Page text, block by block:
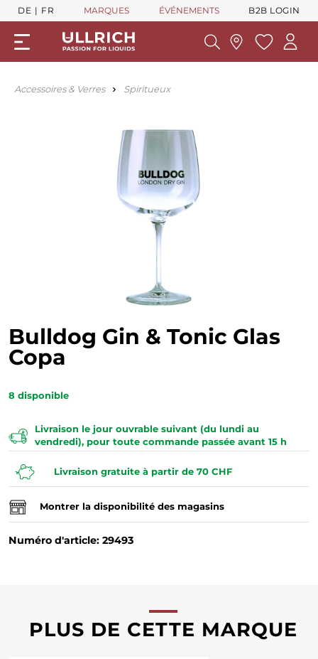
DE FR MARQUES ÉVÉNEMENTS B2B LOGIN
Accessoires & Verres Spiritueux
Bulldog Gin & Tonic Glas
Copa
8 disponible
Livraison le jour ouvrable suivant (du lundi au
vendredi), pour toute commande passée avant 15 h
Livraison gratuite à partir de 70 CHF
Montrer la disponibilité des magasins
Numéro d'article: 29493
PLUS DE CETTE MARQUE